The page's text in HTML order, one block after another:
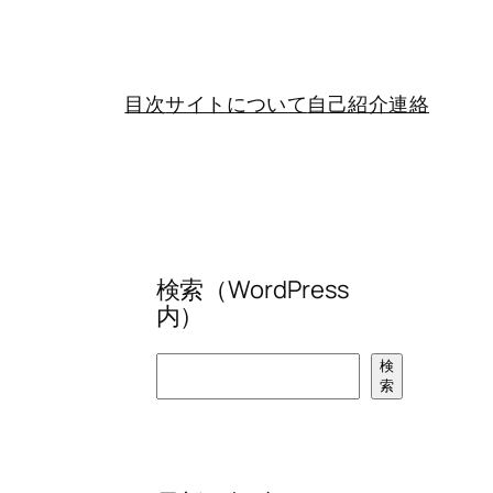
目次サイトについて自己紹介連絡
検索（WordPress
内）
検
索